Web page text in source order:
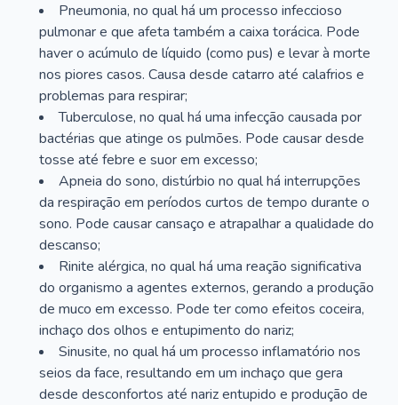
Pneumonia, no qual há um processo infeccioso
pulmonar e que afeta também a caixa torácica. Pode
haver o acúmulo de líquido (como pus) e levar à morte
nos piores casos. Causa desde catarro até calafrios e
problemas para respirar;
Tuberculose, no qual há uma infecção causada por
bactérias que atinge os pulmões. Pode causar desde
tosse até febre e suor em excesso;
Apneia do sono, distúrbio no qual há interrupções
da respiração em períodos curtos de tempo durante o
sono. Pode causar cansaço e atrapalhar a qualidade do
descanso;
Rinite alérgica, no qual há uma reação significativa
do organismo a agentes externos, gerando a produção
de muco em excesso. Pode ter como efeitos coceira,
inchaço dos olhos e entupimento do nariz;
Sinusite, no qual há um processo inflamatório nos
seios da face, resultando em um inchaço que gera
desde desconfortos até nariz entupido e produção de